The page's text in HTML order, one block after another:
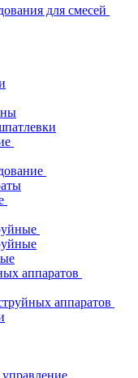
для смесей
аппаратов
аппаратов